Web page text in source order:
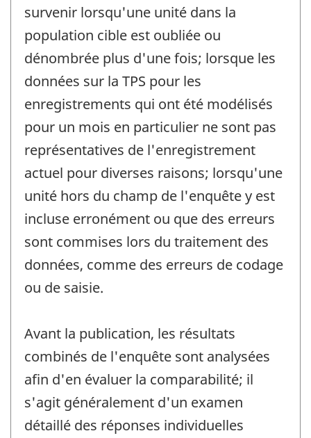
survenir lorsqu'une unité dans la
population cible est oubliée ou
dénombrée plus d'une fois; lorsque les
données sur la TPS pour les
enregistrements qui ont été modélisés
pour un mois en particulier ne sont pas
représentatives de l'enregistrement
actuel pour diverses raisons; lorsqu'une
unité hors du champ de l'enquête y est
incluse erronément ou que des erreurs
sont commises lors du traitement des
données, comme des erreurs de codage
ou de saisie.
Avant la publication, les résultats
combinés de l'enquête sont analysées
afin d'en évaluer la comparabilité; il
s'agit généralement d'un examen
détaillé des réponses individuelles